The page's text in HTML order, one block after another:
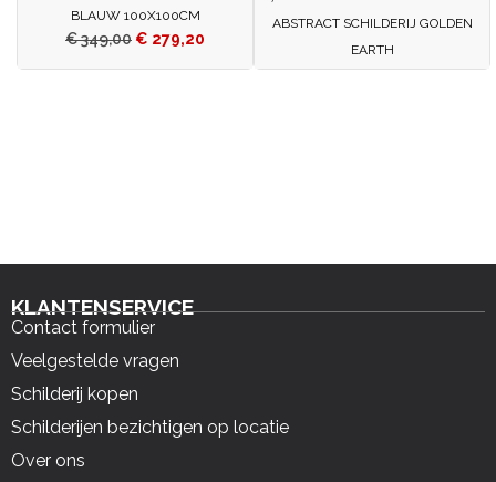
BLAUW 100X100CM
€349,00 € 279,20
ABSTRACT SCHILDERIJ GOLDEN
EARTH
KLANTENSERVICE
Contact formulier
Veelgestelde vragen
Schilderij kopen
Schilderijen bezichtigen op locatie
Over ons